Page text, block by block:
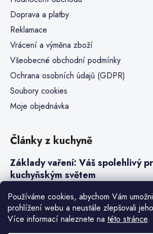
Používáme cookies, abychom Vám
prohlížení webu a neustále zlepšovali
Více informací naleznete na této stránce.
Doprava a platby
Reklamace
Vrácení a výměna zboží
Všeobecné obchodní podmínky
Ochrana osobních údajů (GDPR)
Soubory cookies
Moje objednávka
Články z kuchyně
Základy vaření: Váš spolehlivý
kuchyňským světem
Steaky a sous-vide vaření
Jak vařit v tlakovém hrnci neboli